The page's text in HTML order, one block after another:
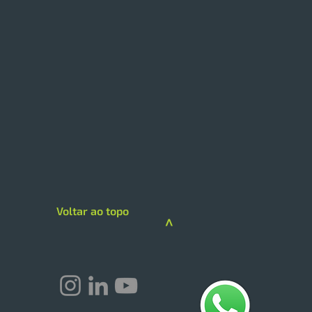
sua estratégia de
Voltar ao topo
>